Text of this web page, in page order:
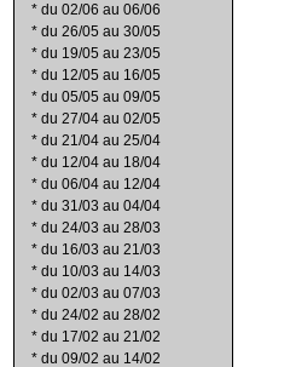
* du 02/06 au 06/06
* du 26/05 au 30/05
* du 19/05 au 23/05
* du 12/05 au 16/05
* du 05/05 au 09/05
* du 27/04 au 02/05
* du 21/04 au 25/04
* du 12/04 au 18/04
* du 06/04 au 12/04
* du 31/03 au 04/04
* du 24/03 au 28/03
* du 16/03 au 21/03
* du 10/03 au 14/03
* du 02/03 au 07/03
* du 24/02 au 28/02
* du 17/02 au 21/02
* du 09/02 au 14/02